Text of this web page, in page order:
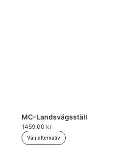
MC-Landsvägsställ
1459,00 kr
Välj alternativ